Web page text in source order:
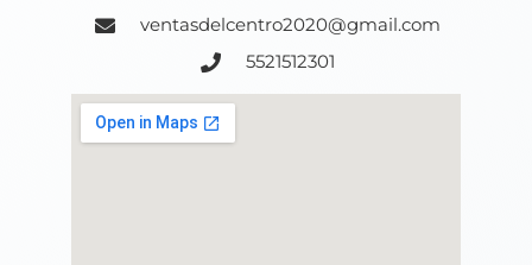
ventasdelcentro2020@gmail.com
5521512301